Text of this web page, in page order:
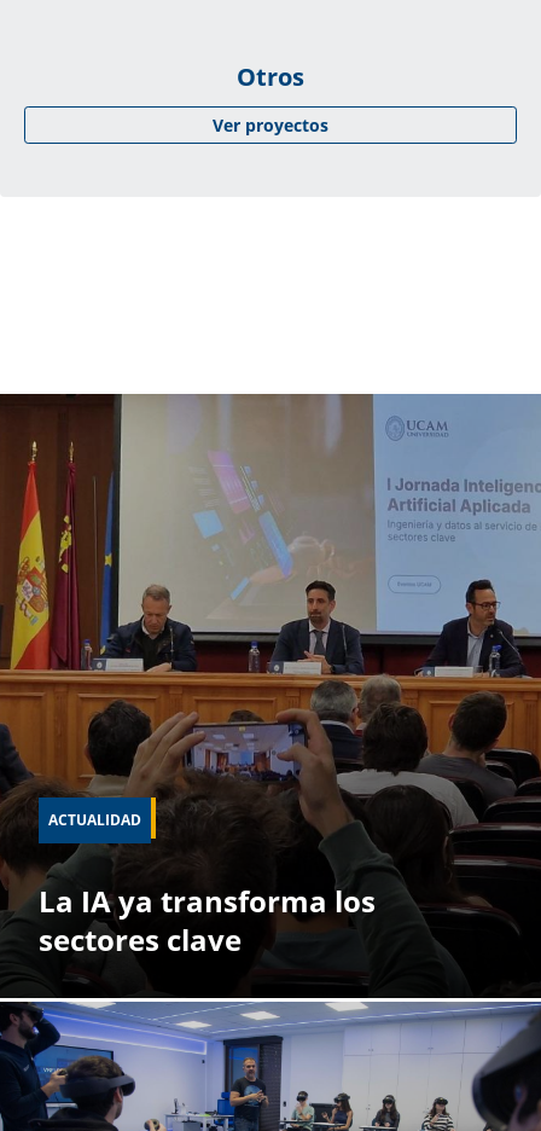
Otros
Ver proyectos
ACTUALIDAD
La IA ya transforma los
sectores clave